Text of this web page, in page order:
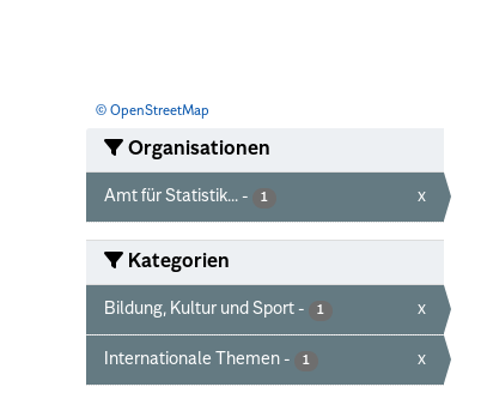
© OpenStreetMap
Organisationen
Amt für Statistik... - 1 x
Kategorien
Bildung, Kultur und Sport - 1 x
Internationale Themen - 1 x